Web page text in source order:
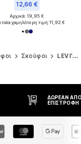
12,66 €
Αρχικά: 19,95 €
χαμηλότερη τιμή:11,92 €
Σκούφοι LEVI'S ®
ΔΙΚΑΊΩΜΑ
ΗΜΕΡΏΝ